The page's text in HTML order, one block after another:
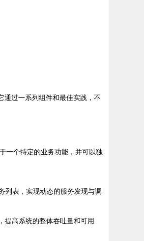
通过一系列组件和最佳实践，不
一个特定的业务功能，并可以独
列表，实现动态的服务发现与调
提高系统的整体吞吐量和可用